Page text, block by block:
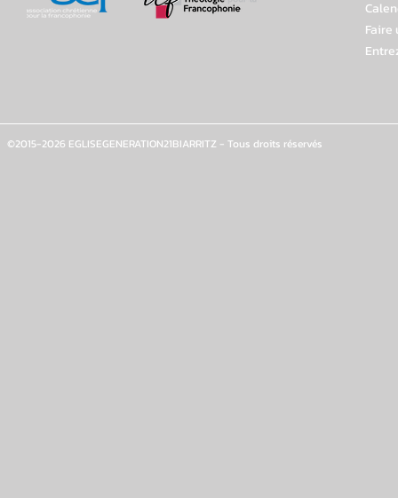
Faire
©2015-2026 EGLISEGENERATION21BIARRITZ - Tous droits réservés